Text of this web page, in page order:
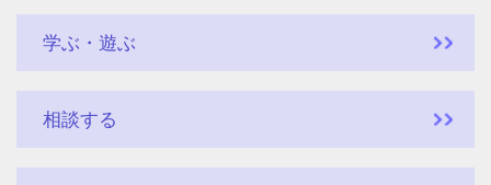
学ぶ・遊ぶ
相談する